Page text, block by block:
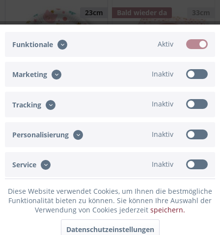
23cm
Pappteller Katzen
Prinzessin, 8 Stück
Bald wieder da 33cm
Servietten "Happy Birthday"
Funktionale Aktiv
Marketing Inaktiv
Tracking Inaktiv
Personalisierung Inaktiv
Service Inaktiv
Diese Website verwendet Cookies, um Ihnen die bestmögliche
Funktionalität bieten zu können. Sie können Ihre Auswahl der
Verwendung von Cookies jederzeit speichern.
Datenschutzeinstellungen